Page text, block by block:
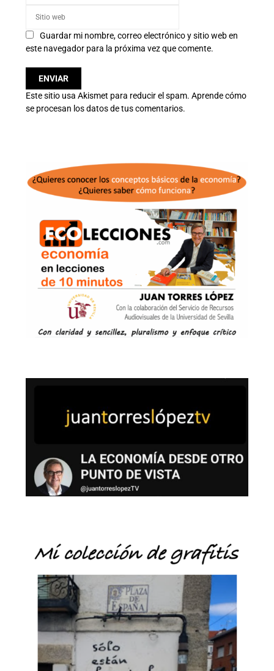
Guardar mi nombre, correo electrónico y sitio web en
este navegador para la próxima vez que comente.
Este sitio usa Akismet para reducir el spam. Aprende cómo
se procesan los datos de tus comentarios.